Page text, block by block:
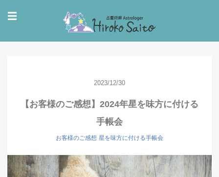
☰
2023/12/30
【お客様のご感想】2024年星を味方に付ける
手帳会
お客様のご感想 星を味方に付ける手帳会